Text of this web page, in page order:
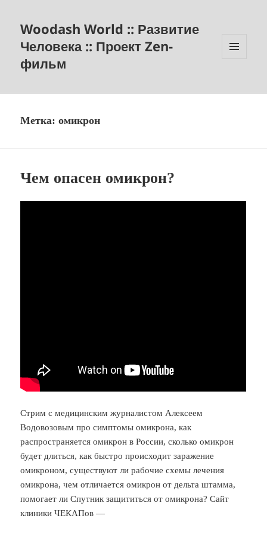
Woodash World :: Развитие
Человека :: Проект Zen-
фильм
Метка:омикрон
Чем опасен омикрон?
Cтрим с медицинским журналистом Алексеем
Водовозовым про симптомы омикрона, как
распространяется омикрон в России, сколько омикрон
будет длиться, как быстро происходит заражение
омикроном, существуют ли рабочие схемы лечения
омикрона, чем отличается омикрон от дельта штамма,
помогает ли Спутник защититься от омикрона? Сайт
клиники ЧЕКАПов —